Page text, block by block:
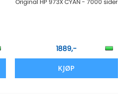
1889,-
KJØP